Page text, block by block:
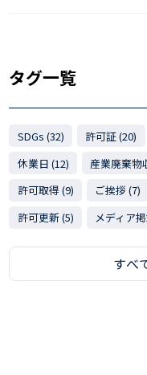
タグ一覧
SDGs (32) 許可証 (20)
休業日 (12)
産業廃棄物
許可取得 (9)
ご挨拶 (7)
許可更新 (5)
メディア
すべ